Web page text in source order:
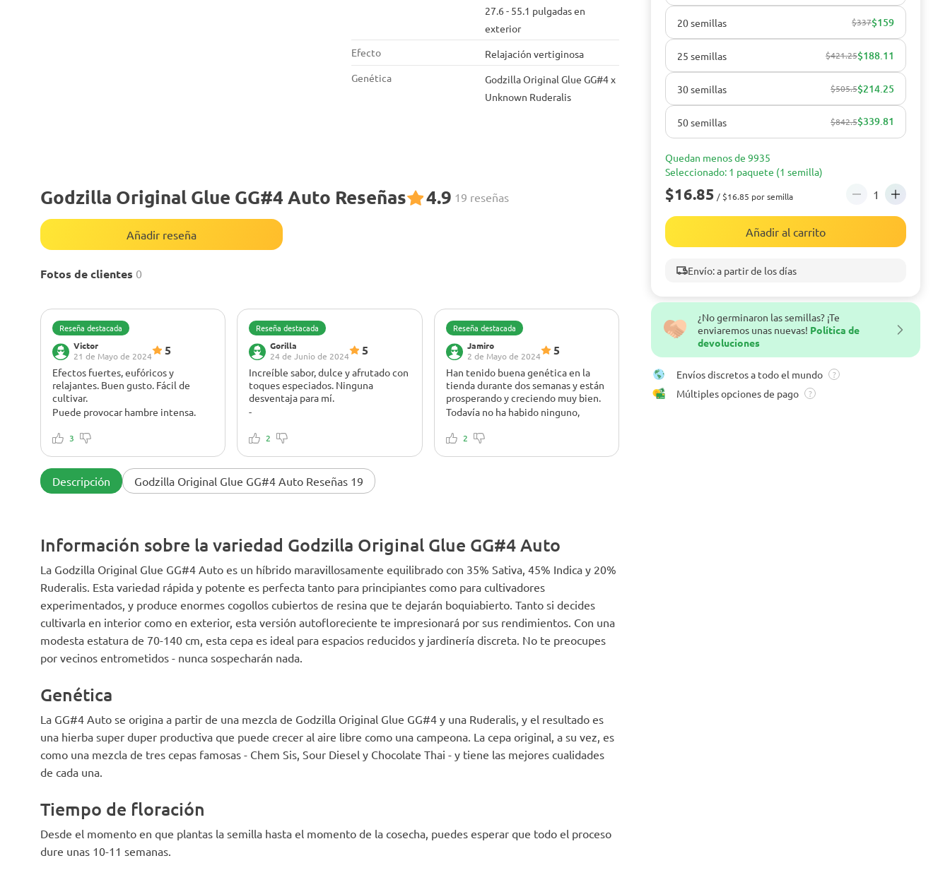
27.6 - 55.1 pulgadas en
exterior
Efecto
Relajación vertiginosa
Genética
Godzilla Original Glue GG#4 x
Unknown Ruderalis
Godzilla Original Glue GG#4 Auto Reseñas 4.9 19 reseñas
Añadir reseña
Fotos de clientes 0
Reseña destacada
Victor
21 de Mayo de 2024
5
Efectos fuertes, eufóricos y
relajantes. Buen gusto. Fácil de
cultivar.
Puede provocar hambre intensa.
me golpeó fuerte, haciéndome
un 27% no es ninguna broma. Me
sentí increíblemente relajada y
mucha hambre.
3
Reseña destacada
Gorilla
24 de Junio de 2024
5
Increíble sabor, dulce y afrutado con
toques especiados. Ninguna
desventaja para mí.
-
variedad! El sabor era una increíble
fue suave y agradable. El olor era
igual de bueno, llenando la
cepa es fantástica para cualquiera
que ame un sabor complejo y
agradable. ¡Lo recomiendo
encarecidamente para los
entusiastas del sabor!
2
Reseña destacada
Jamiro
2 de Mayo de 2024
5
Han tenido buena genética en la
tienda durante dos semanas y están
prosperando y creciendo muy bien.
Todavía no ha habido ninguno,
mosquitos de los hongos, pero es
2
Descripción Godzilla Original Glue GG#4 Auto Reseñas 19
Información sobre la variedad Godzilla Original Glue GG#4 Auto
La Godzilla Original Glue GG#4 Auto es un híbrido maravillosamente equilibrado con 35% Sativa, 45% Indica y 20%
Ruderalis. Esta variedad rápida y potente es perfecta tanto para principiantes como para cultivadores
experimentados, y produce enormes cogollos cubiertos de resina que te dejarán boquiabierto. Tanto si decides
cultivarla en interior como en exterior, esta versión autofloreciente te impresionará por sus rendimientos. Con una
modesta estatura de 70-140 cm, esta cepa es ideal para espacios reducidos y jardinería discreta. No te preocupes
por vecinos entrometidos - nunca sospecharán nada.
Genética
La GG#4 Auto se origina a partir de una mezcla de Godzilla Original Glue GG#4 y una Ruderalis, y el resultado es
una hierba super duper productiva que puede crecer al aire libre como una campeona. La cepa original, a su vez, es
como una mezcla de tres cepas famosas - Chem Sis, Sour Diesel y Chocolate Thai - y tiene las mejores cualidades
de cada una.
Tiempo de floración
Desde el momento en que plantas la semilla hasta el momento de la cosecha, puedes esperar que todo el proceso
dure unas 10-11 semanas.
20 semillas $337$159
25 semillas $421.25$188.11
30 semillas $505.5$214.25
50 semillas $842.5$339.81
Quedan menos de 9935
Seleccionado: 1 paquete (1 semilla)
$16.85 / $16.85 por semilla
Añadir al carrito
Envío: a partir de los días
¿No germinaron las semillas? ¡Te
enviaremos unas nuevas! Política de
devoluciones
Envíos discretos a todo el mundo ?
Múltiples opciones de pago ?